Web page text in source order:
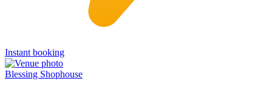
Instant booking
Blessing Shophouse